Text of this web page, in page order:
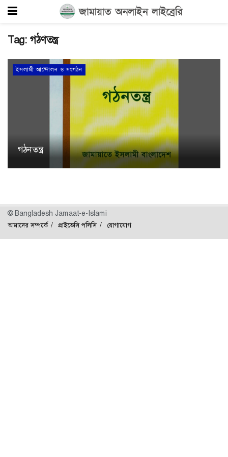
Tag: গঠণতন্ত্র
ইসলামী আন্দোলন ও সংগঠন
গঠনতন্ত্র
© Bangladesh Jamaat-e-Islami
আমাদের সম্পর্কে প্রাইভেসি পলিসি যোগাযোগ